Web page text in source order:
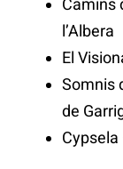
Camins
l’Albera
El
Somnis
de